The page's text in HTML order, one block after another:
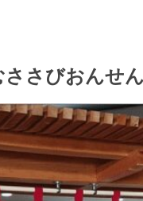
さびおんせん